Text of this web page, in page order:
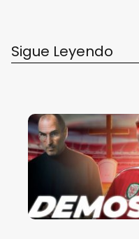
Sigue Leyendo